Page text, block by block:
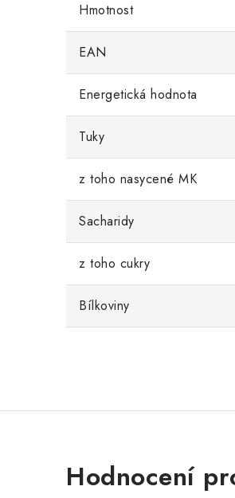
Hmotnost
EAN
Energetická hodnota
Tuky
z toho nasycené MK
Sacharidy
z toho cukry
Bílkoviny
Hodnocení
V